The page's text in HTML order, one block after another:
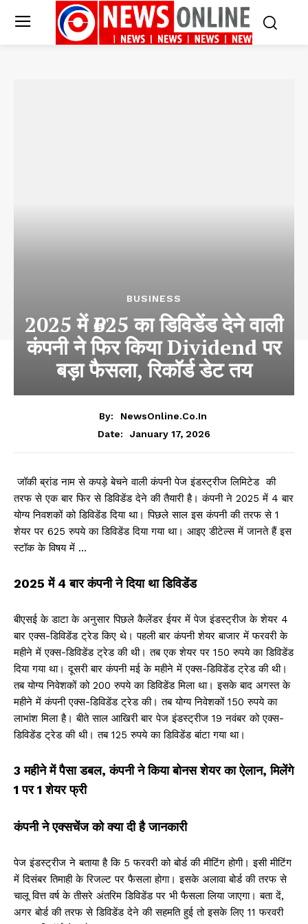
BUSINESS
2025 में ₹625 का डिविडेंड देने वाली
कंपनी ने फिर किया Dividend पर
बड़ा फैसला, रिकॉर्ड डेट तय
By:
NewsOnline.co.in
Date:
January 17, 2026
जॉकी ब्रांड नाम से कपड़े बेचने वाली कंपनी पेज इंडस्ट्रीज लिमिटेड की
तरफ से एक बार फिर से डिविडेंड देने की तैयारी है। कंपनी ने 2025 में 4 बार
योग्य निवशकों को डिविडेंड दिया था। पिछले साल इस कंपनी की तरफ से 1
शेयर पर 625 रुपये का डिविडेंड दिया गया था। आइए डीटेल्स में जानते हैं इस
स्टॉक के विषय में …
2025 में 4 बार कंपनी ने दिया था डिविडेंड
बीएसई के डाटा के अनुसार पिछले कैलेंडर ईयर में पेज इंडस्ट्रीज के शेयर 4
बार एक्स-डिविडेंड ट्रेड किए थे। पहली बार कंपनी शेयर बाजार में फरवरी के
महीने में एक्स-डिविडेंड ट्रेड की थी। तब एक शेयर पर 150 रुपये का डिविडेंड
दिया गया था। दूसरी बार कंपनी मई के महीने में एक्स-डिविडेंड ट्रेड की थी।
तब योग्य निवेशकों को 200 रुपये का डिविडेंड मिला था। इसके बाद अगस्त के
महीने में कंपनी एक्स-डिविडेंड ट्रेड की। तब योग्य निवेशकों 150 रुपये का
लाभांश मिला है। बीते साल आखिरी बार पेज इंडस्ट्रीज 19 नवंबर को एक्स-
डिविडेंड ट्रेड की थी। तब 125 रुपये का डिविडेंड बांटा गया था।
3 महीने में पैसा डबल, कंपनी ने किया बोनस शेयर का ऐलान, मिलेंगे
1 पर 1 शेयर फ्री
कंपनी ने एक्सचेंज को क्या दी है जानकारी
पेज इंडस्ट्रीज ने बताया है कि 5 फरवरी को बोर्ड की मीटिंग होगी। इसी मीटिंग
में दिसंबर तिमाही के रिजल्ट पर फैसला होगा। इसके अलावा बोर्ड की तरफ से
चालू वित्त वर्ष के तीसरे अंतरिम डिविडेंड पर भी फैसला लिया जाएगा। बता दें,
अगर बोर्ड की तरफ से डिविडेंड देने की सहमति हुई तो इसके लिए 11 फरवरी